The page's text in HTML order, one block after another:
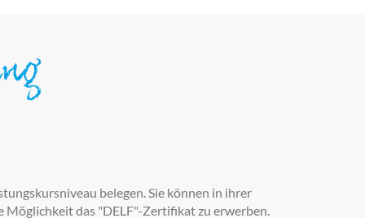
belegen. Sie können in ihrer
Möglichkeit das "DELF"-Zertifikat zu erwerben.